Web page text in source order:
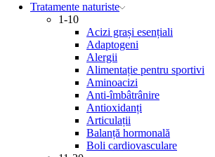
Tratamente naturiste
1-10
Acizi grași esențiali
Adaptogeni
Alergii
Alimentație pentru sportivi
Aminoacizi
Anti-îmbâtrânire
Antioxidanți
Articulații
Balanță hormonală
Boli cardiovasculare